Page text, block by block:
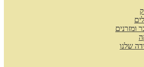
ומזרנים
שלנו